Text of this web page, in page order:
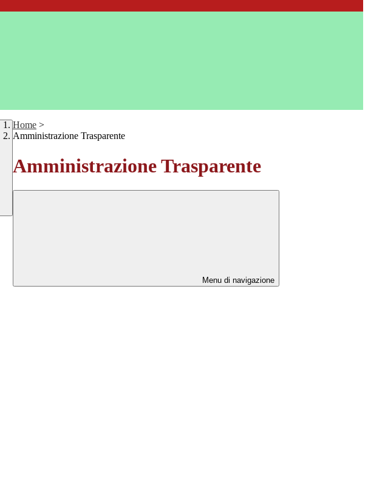
Home >
Amministrazione Trasparente
Amministrazione Trasparente
Menu di navigazione